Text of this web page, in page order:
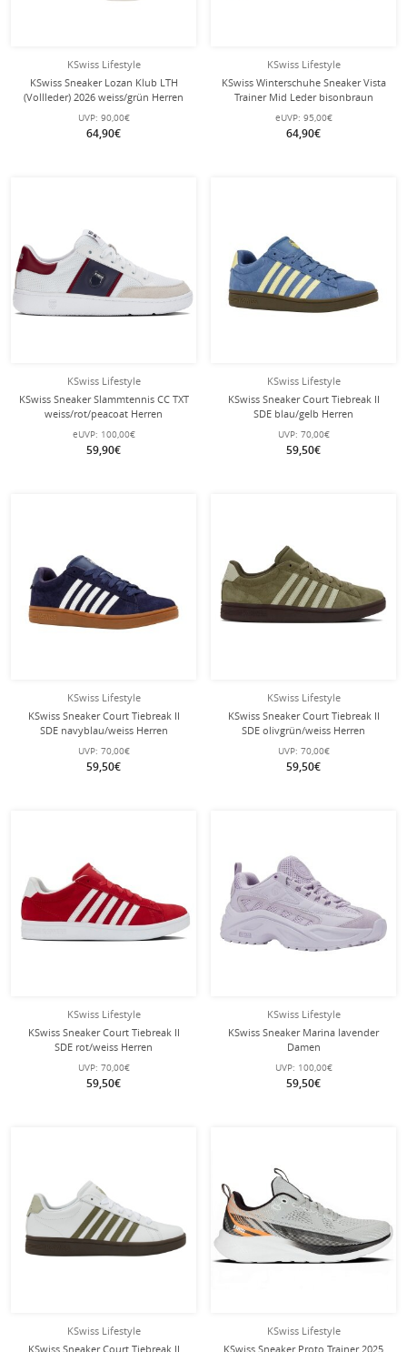
KSwiss Lifestyle
KSwiss Sneaker Lozan Klub LTH
(Vollleder) 2026 weiss/grün Herren
UVP: 90,00€
64,90€
KSwiss Lifestyle
KSwiss Winterschuhe Sneaker Vista
Trainer Mid Leder bisonbraun
eUVP: 95,00€
64,90€
KSwiss Lifestyle
KSwiss Sneaker Slammtennis CC TXT
weiss/rot/peacoat Herren
eUVP: 100,00€
59,90€
KSwiss Lifestyle
KSwiss Sneaker Court Tiebreak II
SDE blau/gelb Herren
UVP: 70,00€
59,50€
KSwiss Lifestyle
KSwiss Sneaker Court Tiebreak II
SDE navyblau/weiss Herren
UVP: 70,00€
59,50€
KSwiss Lifestyle
KSwiss Sneaker Court Tiebreak II
SDE olivgrün/weiss Herren
UVP: 70,00€
59,50€
KSwiss Lifestyle
KSwiss Sneaker Court Tiebreak II
SDE rot/weiss Herren
UVP: 70,00€
59,50€
KSwiss Lifestyle
KSwiss Sneaker Marina lavender
Damen
UVP: 100,00€
59,50€
KSwiss Lifestyle
KSwiss Sneaker Court Tiebreak II
KSwiss Lifestyle
KSwiss Sneaker Proto Trainer 2025